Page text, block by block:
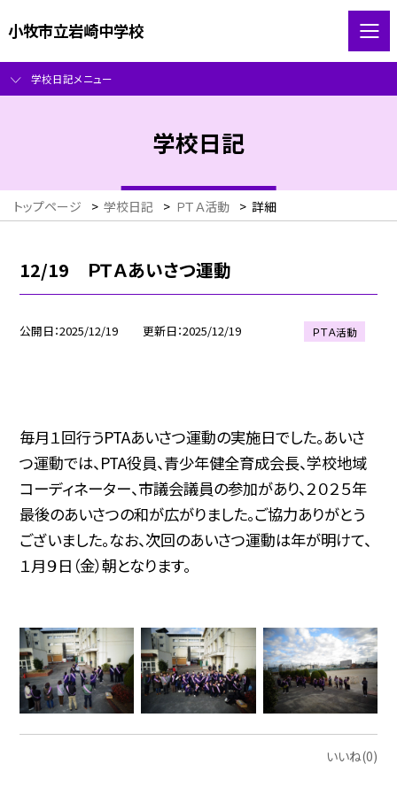
小牧市立岩崎中学校
学校日記メニュー
学校日記
トップページ > 学校日記 > ＰＴＡ活動 > 詳細
12/19 ＰＴＡあいさつ運動
公開日 2025/12/19 更新日 2025/12/19 ＰＴＡ活動
毎月１回行うPTAあいさつ運動の実施日でした。あいさ
つ運動では、PTA役員、青少年健全育成会長、学校地域
コーディネーター、市議会議員の参加があり、２０２５年
最後のあいさつの和が広がりました。ご協力ありがとう
ございました。なお、次回のあいさつ運動は年が明けて、
１月９日（金）朝となります。
いいね(0)